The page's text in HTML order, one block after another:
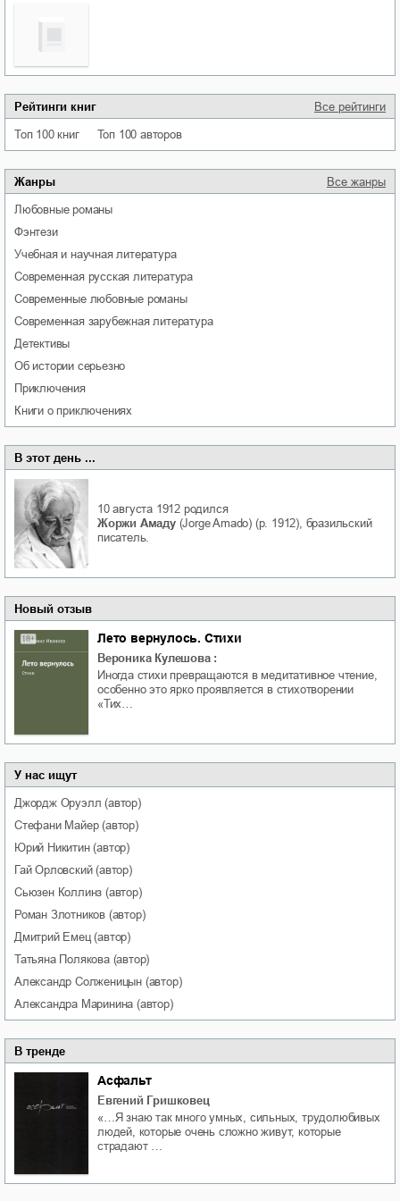
Рейтинги книг Все рейтинги
Топ 100 книг Топ 100 авторов
Жанры Все жанры
любовные романы
фэнтези
учебная и научная литература
современная русская литература
современные любовные романы
современная зарубежная литература
детективы
об истории серьезно
приключения
книги о приключениях
В этот день ...
10 августа 1912 родился
Жоржи Амаду(Jorge Amado) (р. 1912), бразильский
писатель.
Новый отзыв
Лето вернулось. Стихи
Вероника Кулешова :
Иногда стихи превращаются в медитативное чтение,
особенно это ярко проявляется в стихотворении
«Тих…
У нас ищут
Джордж Оруэлл (автор)
Стефани Майер(автор)
Юрий Никитин(автор)
Гай Орловский(автор)
Сьюзен Коллинз (автор)
Роман Злотников (автор)
Дмитрий Емец(автор)
Татьяна Полякова(автор)
Александр Солженицын (автор)
Александра Маринина (автор)
В тренде
Асфальт
Евгений Гришковец
«…Я знаю так много умных, сильных, трудолюбивых
людей, которые очень сложно живут, которые
страдают …